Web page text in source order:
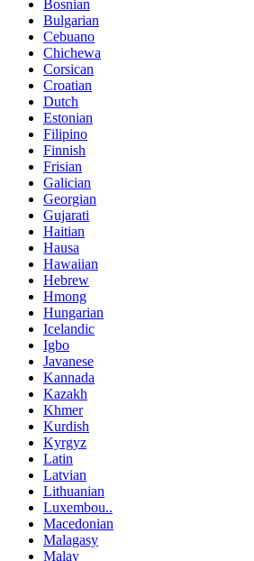
Bosnian
Bulgarian
Cebuano
Chichewa
Corsican
Croatian
Dutch
Estonian
Filipino
Finnish
Frisian
Galician
Georgian
Gujarati
Haitian
Hausa
Hawaiian
Hebrew
Hmong
Hungarian
Icelandic
Igbo
Javanese
Kannada
Kazakh
Khmer
Kurdish
Kyrgyz
Latin
Latvian
Lithuanian
Luxembou..
Macedonian
Malagasy
Malay